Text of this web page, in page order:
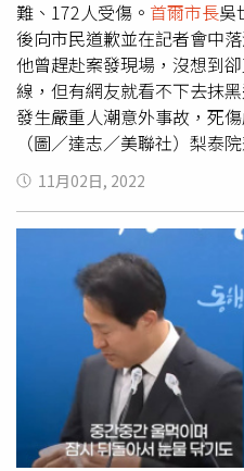
訊、宋仲基獻巧技與李星民
媒體城開發計畫，逼得李星
長孫結婚當晚拋出「放棄長
開始將順洋旗下各事業體重
「順洋家」繼承人之爭戰雲
沫化前之股市良機，拋出誘
信祿 飾)上鉤，姑姑是否會
的牆頭草姑丈又會站在哪一
子》每週五、六、日晚間11
難、172人受傷。 首爾市長吳
後向市民道歉並在記者會中
他曾趕赴案發現場，沒想到
線，但有網友就看不下去抹
發生嚴重人潮意外事故，死
（圖／達志／美聯社）梨泰
的一舉一動也受到關注，從
麼多人嗎？怎麼死的？」的
到過梨泰院現場也引發討論
泰院現場，疑似發現現場氣
線離開的照片，其中一張也
不少網友認為是市長無法面
會，才會這樣落荒而逃。韓
逃的照片。（圖／翻攝自推
為吳世勳平反，點出吳世勳
尺，比一般同款車高出了30
外碰觸，同仁似乎也沒意識
大家別再散播假消息。
11月02日, 2022